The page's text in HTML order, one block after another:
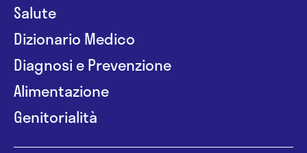
Salute
Dizionario Medico
Diagnosi e Prevenzione
Alimentazione
Genitorialità